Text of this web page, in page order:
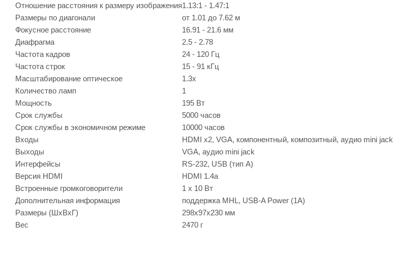
Отношение расстояния к размеру изображения1.13:1 - 1.47:1
Размеры по диагонали
от 1.01 до 7.62 м
Фокусное расстояние
16.91 - 21.6 мм
Диафрагма
2.5 - 2.78
Частота кадров
24 - 120 Гц
Частота строк
15 - 91 кГц
Масштабирование оптическое
1.3x
Количество ламп
1
Мощность
195 Вт
Срок службы
5000 часов
Срок службы в экономичном режиме
10000 часов
Входы
HDMI x2, VGA, компонентный, композитный, аудио mini jack
Выходы
VGA, аудио mini jack
Интерфейсы
RS-232, USB (тип A)
Версия HDMI
HDMI 1.4a
Встроенные громкоговорители
1 x 10 Вт
Дополнительная информация
поддержка MHL, USB-A Power (1A)
Размеры (ШxВxГ)
298x97x230 мм
Вес
2470 г